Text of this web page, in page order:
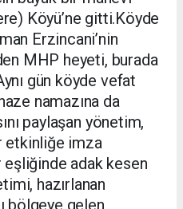
Köyü’ne gitti.Köyde
Erzincani’nin
MHP heyeti, burada
gün köyde vefat
namazına da
paylaşan yönetim,
etkinliğe imza
eşliğinde adak kesen
hazırlanan
bölgeye gelen